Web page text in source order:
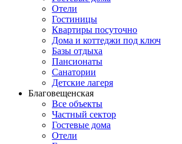
Отели
Гостиницы
Квартиры посуточно
Дома и коттеджи под ключ
Базы отдыха
Пансионаты
Санатории
Детские лагеря
Благовещенская
Все объекты
Частный сектор
Гостевые дома
Отели